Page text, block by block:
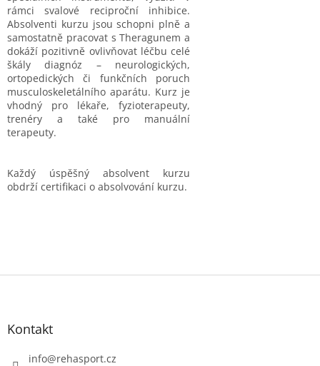
rámci svalové reciproční inhibice.
Absolventi kurzu jsou schopni plně a
samostatně pracovat s Theragunem a
dokáží pozitivně ovlivňovat léčbu celé
škály diagnóz – neurologických,
ortopedických či funkčních poruch
musculoskeletálního aparátu. Kurz je
vhodný pro lékaře, fyzioterapeuty,
trenéry a také pro manuální
terapeuty.
Každý úspěšný absolvent kurzu
obdrží certifikaci o absolvování kurzu.
Z
Kontakt
info@rehasport.cz